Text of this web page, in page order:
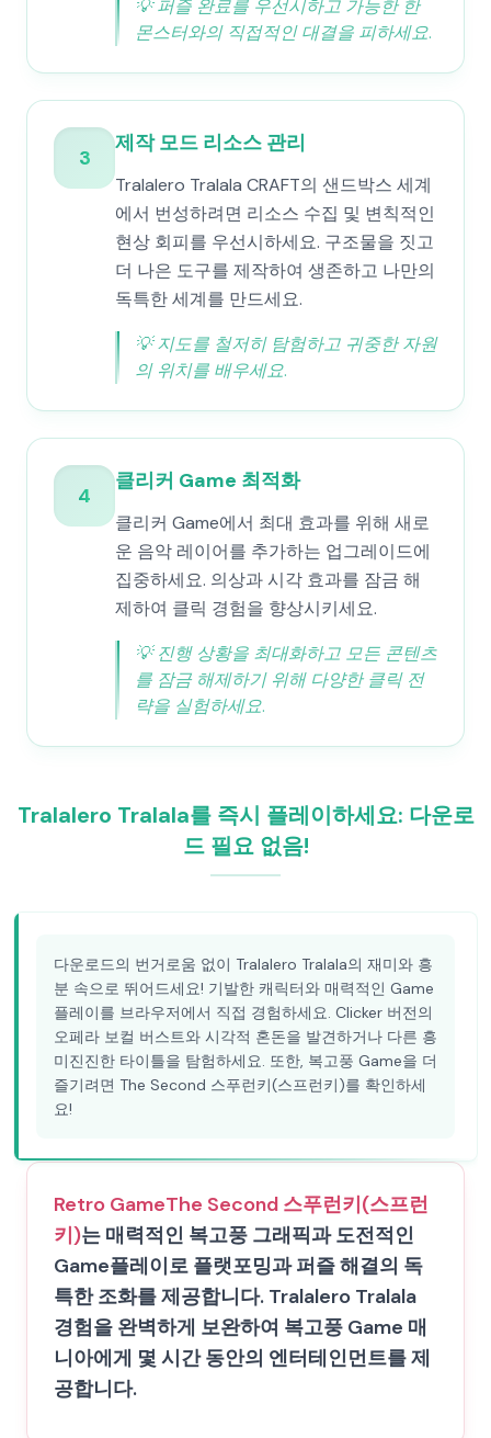
💡퍼즐 완료를 우선시하고 가능한 한
몬스터와의 직접적인 대결을 피하세요.
3
제작 모드 리소스 관리
Tralalero Tralala CRAFT의 샌드박스 세계
에서 번성하려면 리소스 수집 및 변칙적인
현상 회피를 우선시하세요. 구조물을 짓고
더 나은 도구를 제작하여 생존하고 나만의
독특한 세계를 만드세요.
💡지도를 철저히 탐험하고 귀중한 자원
의 위치를 배우세요.
4
클리커 Game 최적화
클리커 Game에서 최대 효과를 위해 새로
운 음악 레이어를 추가하는 업그레이드에
집중하세요. 의상과 시각 효과를 잠금 해
제하여 클릭 경험을 향상시키세요.
💡진행 상황을 최대화하고 모든 콘텐츠
를 잠금 해제하기 위해 다양한 클릭 전
략을 실험하세요.
Tralalero Tralala를 즉시 플레이하세요: 다운로
드 필요 없음!
다운로드의 번거로움 없이 Tralalero Tralala의 재미와 흥
분 속으로 뛰어드세요! 기발한 캐릭터와 매력적인 Game
플레이를 브라우저에서 직접 경험하세요. Clicker 버전의
오페라 보컬 버스트와 시각적 혼돈을 발견하거나 다른 흥
미진진한 타이틀을 탐험하세요. 또한, 복고풍 Game을 더
즐기려면 The Second 스푸런키(스프런키)를 확인하세
요!
Retro GameThe Second 스푸런키(스프런
키)는 매력적인 복고풍 그래픽과 도전적인
Game플레이로 플랫포밍과 퍼즐 해결의 독
특한 조화를 제공합니다. Tralalero Tralala
경험을 완벽하게 보완하여 복고풍 Game 매
니아에게 몇 시간 동안의 엔터테인먼트를 제
공합니다.